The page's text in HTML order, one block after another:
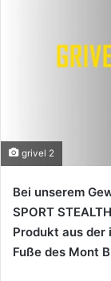
grivel 2
Bei unserem
SPORT
Produkt aus der
Fuße des Mont